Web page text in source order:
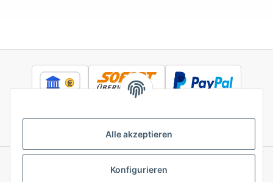
Alle akzeptieren
Konfigurieren